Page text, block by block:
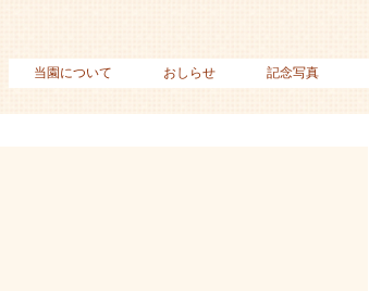
当園について おしらせ 記念写真